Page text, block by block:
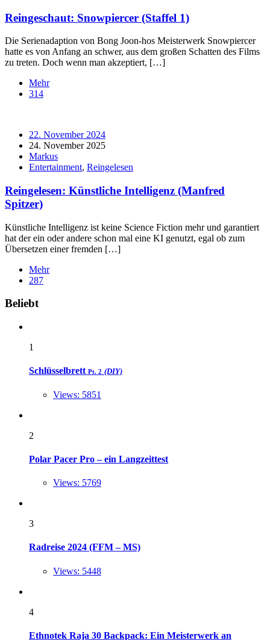
Reingeschaut: Snowpiercer (Staffel 1)
Die Serienadaption von Bong Joon-hos Meisterwerk Snowpiercer
hatte es von Anfang an schwer, aus dem großen Schatten des Films
zu treten. Doch wenn man akzeptiert, […]
Mehr
314
22. November 2024
24. November 2025
Markus
Entertainment, Reingelesen
Reingelesen: Künstliche Intelligenz (Manfred
Spitzer)
Künstliche Intelligenz ist keine Science Fiction mehr und garantiert
hat der ein oder andere schon mal eine KI genutzt, egal ob zum
Übersetzen einer fremden […]
Mehr
287
Widgets
Beliebt
1
Schlüsselbrett Pt. 2 (DIY)
Views: 5851
2
Polar Pacer Pro – ein Langzeittest
Views: 5769
3
Radreise 2024 (FFM – MS)
Views: 5448
4
Ethnotek Raja 30 Backpack: Ein Meisterwerk an